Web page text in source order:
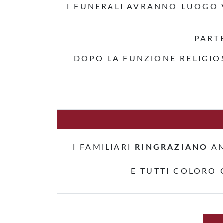
I FUNERALI AVRANNO
DOPO LA FUNZIONE
I FAMILIARI RINGRAZIANO
E TUTTI COLORO